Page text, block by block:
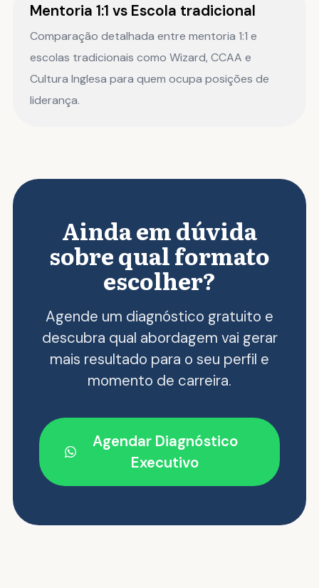
Mentoria 1:1 vs Escola tradicional
Comparação detalhada entre mentoria 1:1 e
escolas tradicionais como Wizard, CCAA e
Cultura Inglesa para quem ocupa posições de
liderança.
Ainda em dúvida
sobre qual formato
escolher?
Agende um diagnóstico gratuito e
descubra qual abordagem vai gerar
mais resultado para o seu perfil e
momento de carreira.
Agendar Diagnóstico
Executivo